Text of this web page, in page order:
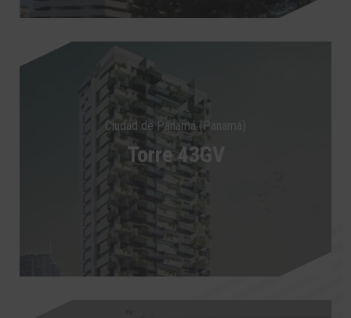
Ciudad de Panamá (Panamá)
Torre 43GV